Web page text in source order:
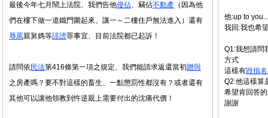
他:up to
我回:我也希
Q1:我想請問
方式
這樣有毀損
Q2:他這樣算
希望肯回答
謝謝
最後今年七月鬧上法院、我們告他侵佔、竊佔不動產 （因為他
們在樓下做一道鐵門圍起來、讓一～二樓住戶無法進入）還有
辱罵親舅媽等誹謗罪事宜、目前法院都已起訴！
請問依民法第416條第一項之規定、我們能請求返還當初贈與
之房產嗎？要不對這樣的畜生、一點懲罰性都沒有？或者還有
其他可以讓他領教到忤逆親上需要付出的沈痛代價！